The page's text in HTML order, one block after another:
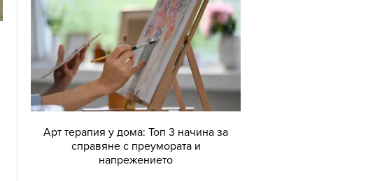
Арт терапия у дома: Топ 3 начина за
справяне с преумората и
напрежението